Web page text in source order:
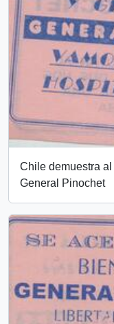
Chile demuestra al
General Pinochet